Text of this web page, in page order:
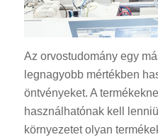
Az orvostudomány egy
legnagyobb mértékben
öntvényeket. A
használhatónak kell
környezetet olyan